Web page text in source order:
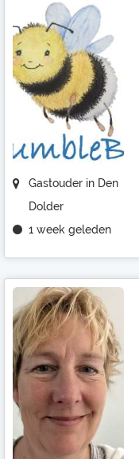
Gastouder in Den
Dolder
1 week geleden